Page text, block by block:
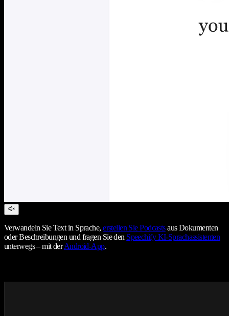
Verwandeln Sie Text in Sprache,erstellen Sie Podcastsaus Dokumenten
oder Beschreibungen und fragen Sie den Speechify KI-Sprachassistenten
unterwegs – mit derAndroid-App.